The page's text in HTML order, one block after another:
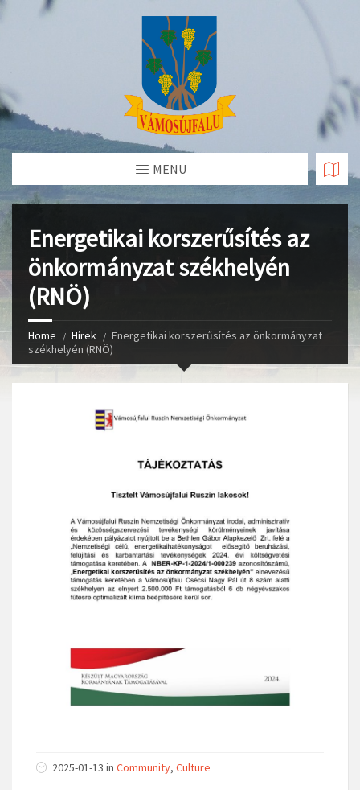
Skip
MENU
Energetikai korszerűsítés az
önkormányzat székhelyén
(RNÖ)
Home Hírek
Energetikai korszerűsítés az önkormányzat
székhelyén (RNÖ)
2025-01-13 in Community, Culture